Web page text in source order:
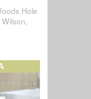
Hole